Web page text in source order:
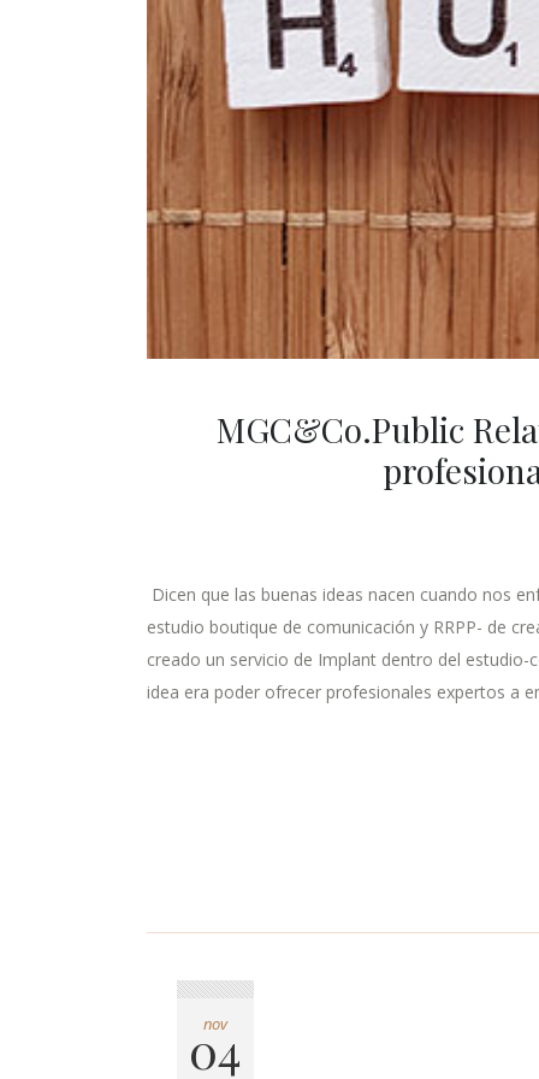
MGC&Co.Public
Dicen que las buenas ideas nacen cuando nos
estudio boutique de comunicación y RRPP- de
creado un servicio de Implant dentro del
idea era poder ofrecer profesionales expertos a
nov
04